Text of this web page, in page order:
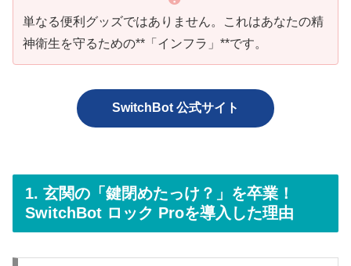
単なる便利グッズではありません。これはあなたの精
神衛生を守るための**「インフラ」**です。
SwitchBot 公式サイト
1. 玄関の「鍵閉めたっけ？」を卒業！
SwitchBot ロック Proを導入した理由